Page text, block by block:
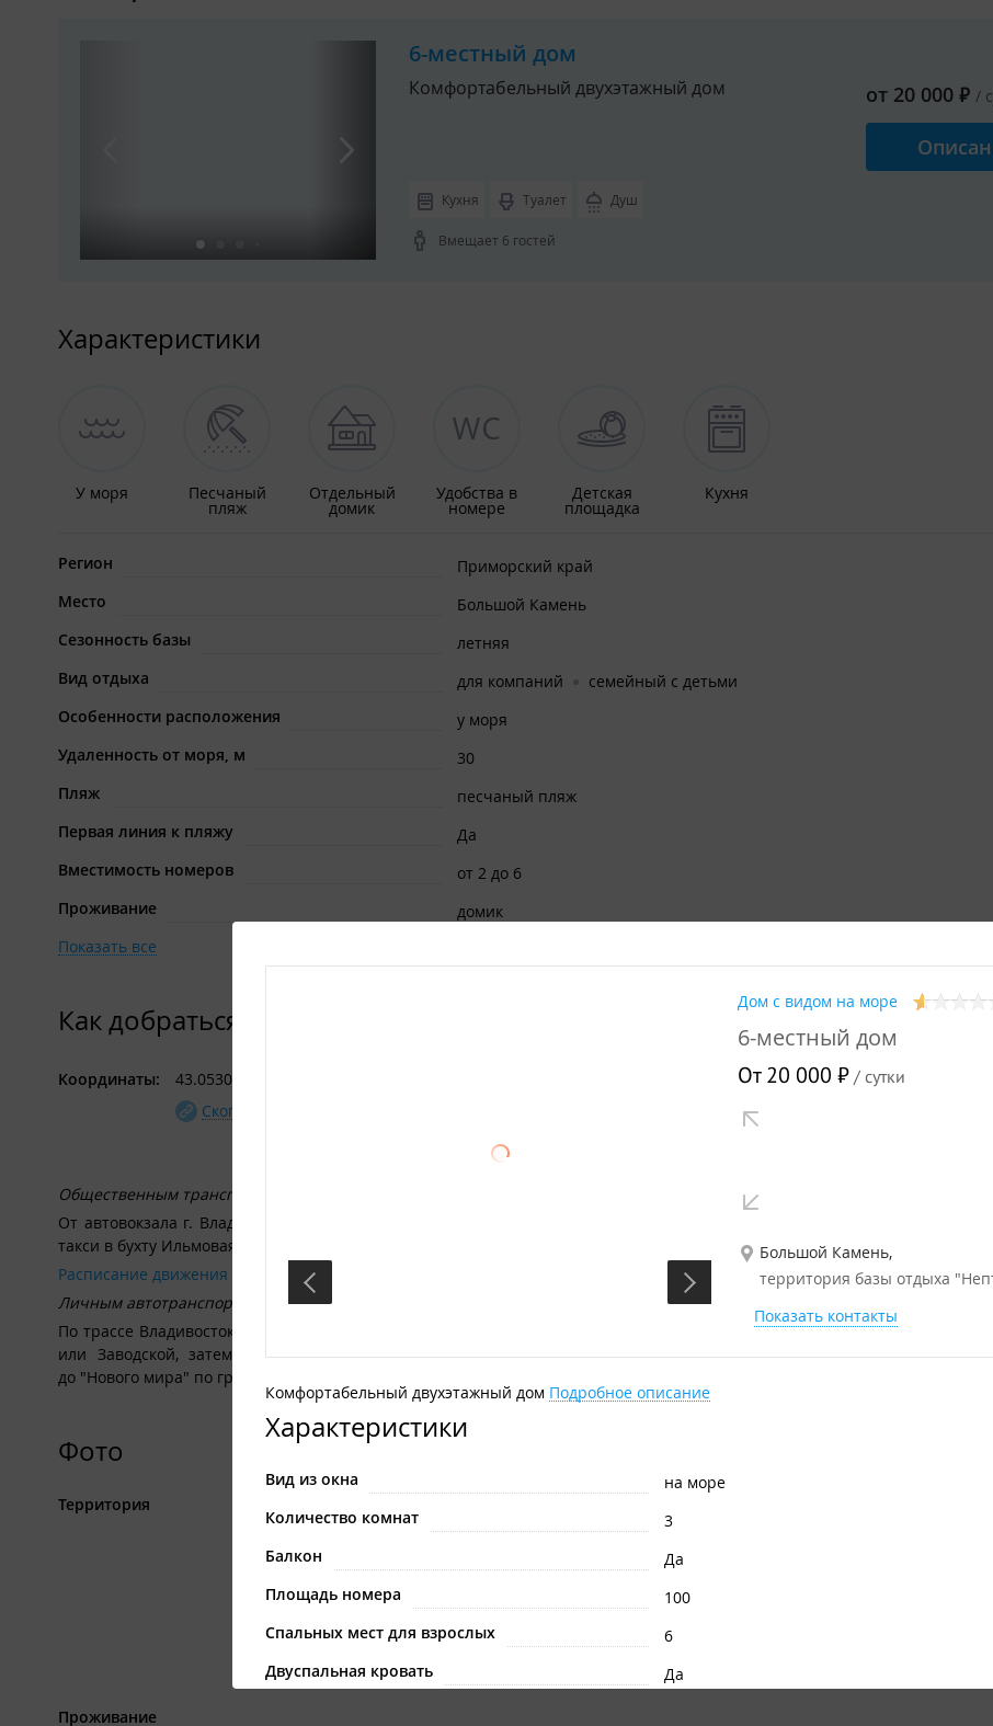
6-местный дом
Комфортабельный двухэтажный дом
Кухня Туалет Душ
Вмещает 6 гостей
от 20 000 ₽ /
Характеристики
У моря Песчаный
пляж
Отдельный
домик
Удобства в
номере
Детская
площадка
Кухня
Регион
Приморский край
Место
Большой Камень
Сезонность базы
летняя
Вид отдыха
для компаний
семейный с детьми
Особенности расположения
у моря
Удаленность от моря, м
30
Пляж
песчаный пляж
Первая линия к пляжу
Да
Вместимость номеров
от 2 до 6
Проживание
домик
Показать все
Как добраться
Координаты:
43.053065, 132.314345
Скопировать
Общественным транспортом:
От автовокзала г. Владивостока отходит автобус маршрутом 501 Владивосток-Большой Камень. Далее с автовокзала
такси в бухту Ильмовая.
Расписание движения междугородних автобусов от автовокзала Владивосток.
Личным автотранспортом:
По трассе Владивосток-Находка 98 км (от автовокзала Владивостока) до поворота с трассы направо на Большой Камень
или Заводской, затем Шкотово, Смоляниново). Проехав весь город по центральной улице, в конце улицы
до "Нового мира" по грунтовой дороге. Затем вдоль моря поворот направо по указателям.
Фото
Территория
Проживание
Дом с видом на море
6-местный дом
От 20 000 ₽/ сутки
Большой Камень,
территория базы отдыха
Показать контакты
Комфортабельный двухэтажный дом Подробное описание
Характеристики
Вид из окна
на море
Количество комнат
3
Балкон
Да
Площадь номера
100
Спальных мест для взрослых
6
Двуспальная кровать
Да